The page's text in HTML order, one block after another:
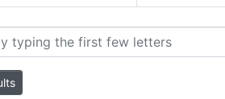
Ciencias Sociales